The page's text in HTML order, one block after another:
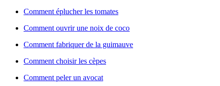
Comment éplucher les tomates
Comment ouvrir une noix de coco
Comment fabriquer de la guimauve
Comment choisir les cèpes
Comment peler un avocat